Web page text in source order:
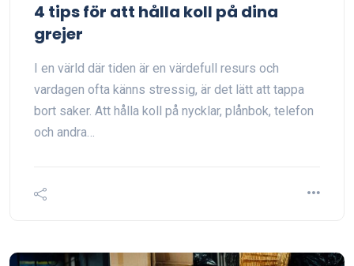
4 tips för att hålla koll på dina
grejer
I en värld där tiden är en värdefull resurs och
vardagen ofta känns stressig, är det lätt att tappa
bort saker. Att hålla koll på nycklar, plånbok, telefon
och andra…